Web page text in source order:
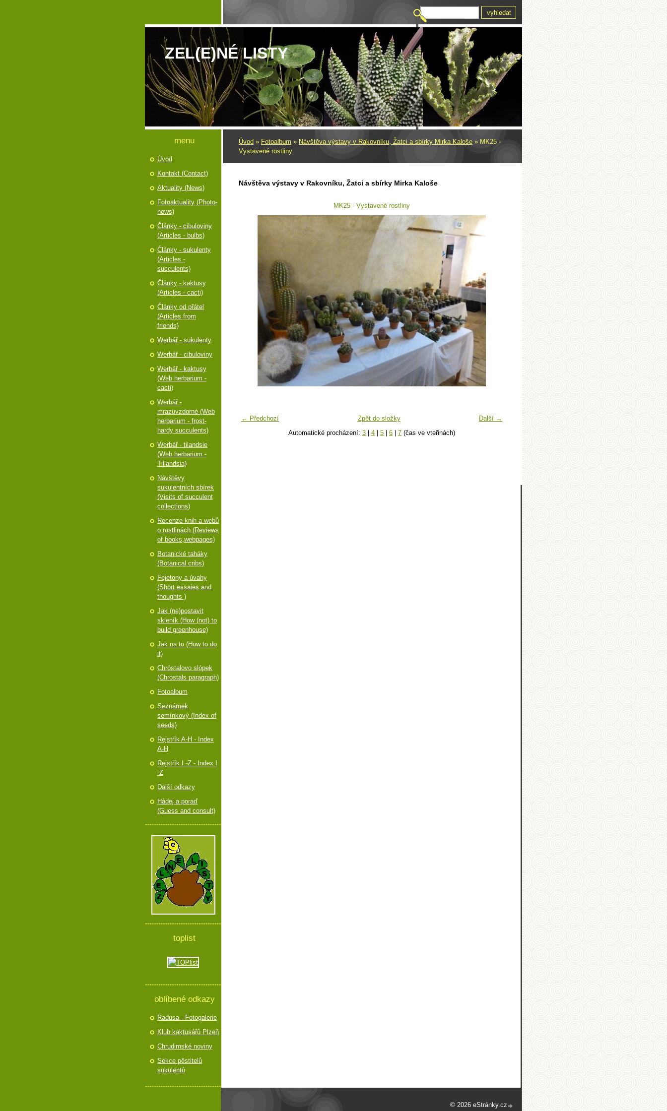
ZEL(E)NÉ LISTY
Úvod » Fotoalbum » Návštěva výstavy v Rakovníku, Žatci a sbírky Mirka Kaloše » MK25 -
Vystavené rostliny
Návštěva výstavy v Rakovníku, Žatci a sbírky Mirka Kaloše
MK25 - Vystavené rostliny
← Předchozí Další →
Zpět do složky
Automatické procházení: 3 4 5 6 7 (čas ve vteřinách)
menu
Úvod
Kontakt (Contact)
Aktuality (News)
Fotoaktuality (Photo-
news)
Články - cibuloviny
(Articles - bulbs)
Články - sukulenty
(Articles -
succulents)
Články - kaktusy
(Articles - cacti)
Články od přátel
(Articles from
friends)
Werbář - sukulenty
Werbář - cibuloviny
Werbář - kaktusy
(Web herbarium -
cacti)
Werbář -
mrazuvzdorné (Web
herbarium - frost-
hardy succulents)
Werbář - tilandsie
(Web herbarium -
Tillandsia)
Návštěvy
sukulentních sbírek
(Visits of succulent
collections)
Recenze knih a webů
o rostlinách (Reviews
of books,webpages)
Botanické taháky
(Botanical cribs)
Fejetony a úvahy
(Short essaies and
thoughts )
Jak (ne)postavit
skleník (How (not) to
build greenhouse)
Jak na to (How to do
it)
Chróstalovo slópek
(Chrostals paragraph)
Fotoalbum
Seznámek
semínkový (Index of
seeds)
Rejstřík A-H - Index
A-H
Rejstřík I -Z - Index I
-Z
Další odkazy
Hádej a poraď
(Guess and consult)
toplist
oblíbené odkazy
Radusa - Fotogalerie
Klub kaktusářů Plzeň
Chrudimské noviny
Sekce pěstitelů
sukulentů
© 2026 eStránky.cz